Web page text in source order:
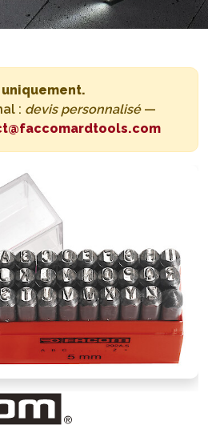
: devis personnalisé—